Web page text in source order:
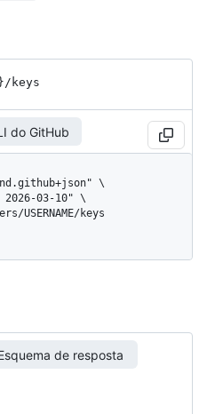
keys
do GitHub
USERNAME/keys
de resposta